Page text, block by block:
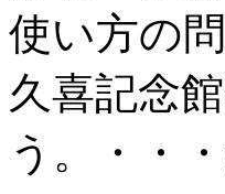
使い方の
久喜記念
う。・・